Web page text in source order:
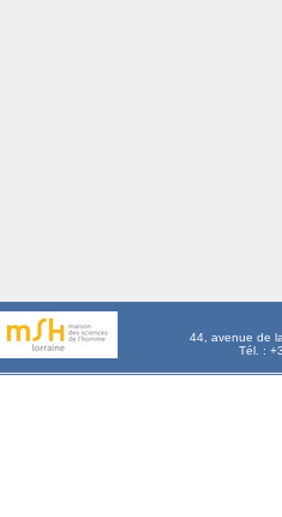
44, avenue de
Tél. :